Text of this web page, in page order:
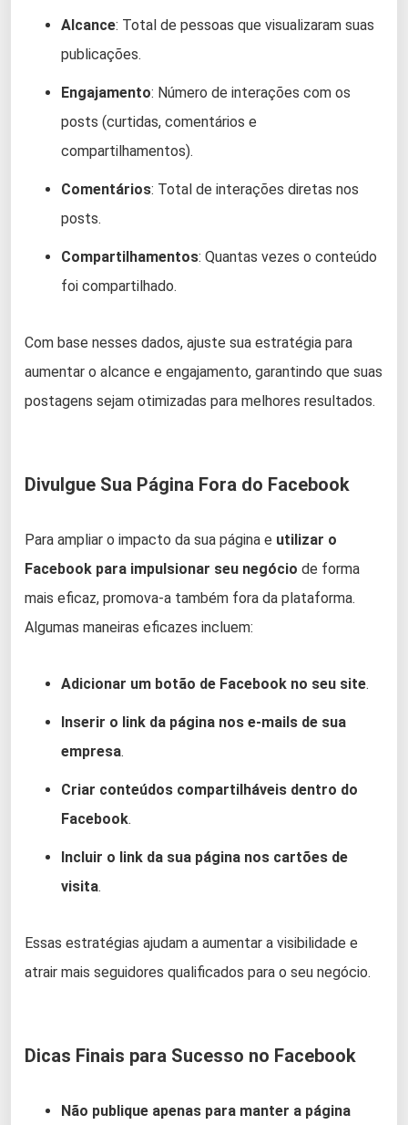
Alcance: Total de pessoas que visualizaram suas
publicações.
Engajamento: Número de interações com os
posts (curtidas, comentários e
compartilhamentos).
Comentários: Total de interações diretas nos
posts.
Compartilhamentos: Quantas vezes o conteúdo
foi compartilhado.
Com base nesses dados, ajuste sua estratégia para
aumentar o alcance e engajamento, garantindo que suas
postagens sejam otimizadas para melhores resultados.
Divulgue Sua Página Fora do Facebook
Para ampliar o impacto da sua página e utilizar o
Facebook para impulsionar seu negócio de forma
mais eficaz, promova-a também fora da plataforma.
Algumas maneiras eficazes incluem:
Adicionar um botão de Facebook no seu site.
Inserir o link da página nos e-mails de sua
empresa.
Criar conteúdos compartilháveis dentro do
Facebook.
Incluir o link da sua página nos cartões de
visita.
Essas estratégias ajudam a aumentar a visibilidade e
atrair mais seguidores qualificados para o seu negócio.
Dicas Finais para Sucesso no Facebook
Não publique apenas para manter a página